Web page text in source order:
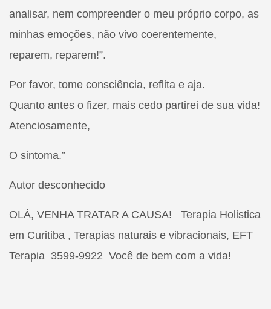
analisar, nem compreender o meu próprio corpo, as
minhas emoções, não vivo coerentemente,
reparem, reparem!”.
Por favor, tome consciência, reflita e aja.
Quanto antes o fizer, mais cedo partirei de sua vida!
Atenciosamente,
O sintoma.”
Autor desconhecido
OLÁ, VENHA TRATAR A CAUSA! Terapia Holistica
em Curitiba , Terapias naturais e vibracionais, EFT
Terapia 3599-9922 Você de bem com a vida!